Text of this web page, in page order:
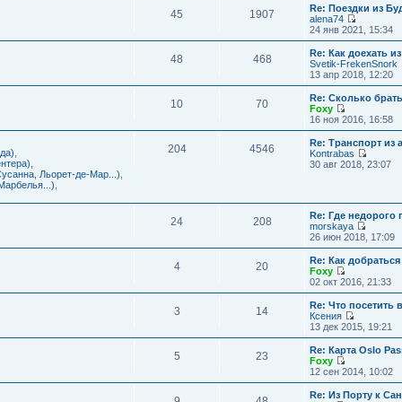
ю
о
б
щ
е
н
и
ю
е
м
у
с
о
о
б
щ
е
и
ю
л
д
н
е
м
у
с
о
б
щ
е
н
и
к
п
о
л
е
д
н
е
у
с
о
о
б
и
ю
45 1907
Re: Поездки из
alena74
П
е
р
е
й
т
к
п
о
л
е
д
с
о
о
щ
н
и
ю
24 янв 2021, 15:34
48 468
Re: Как доехать
Svetik-FrekenSnork
13 апр 2018, 12:20
10 70
Re: Сколько
Foxy
П
е
р
е
й
т
п
о
с
л
е
д
н
е
с
о
о
щ
н
и
ю
16 ноя 2016, 16:58
Льорет-де-Мар...)
204 4546
Re: Транспорт из
Kontrabas
П
й
т
п
о
л
е
д
е
с
о
о
щ
30 авг 2018, 23:07
24 208
Re: Где недорого
morskaya
П
е
р
е
й
т
к
п
о
л
д
н
е
26 июн 2018, 17:09
4 20
Re: Как
Foxy
П
е
р
е
й
т
к
п
о
л
02 окт 2016, 21:33
3 14
Re: Что посетить
Ксения
П
е
р
е
й
т
13 дек 2015, 19:21
5 23
Re: Карта Oslo
Foxy
П
е
р
12 сен 2014, 10:02
Re: Из Порту к